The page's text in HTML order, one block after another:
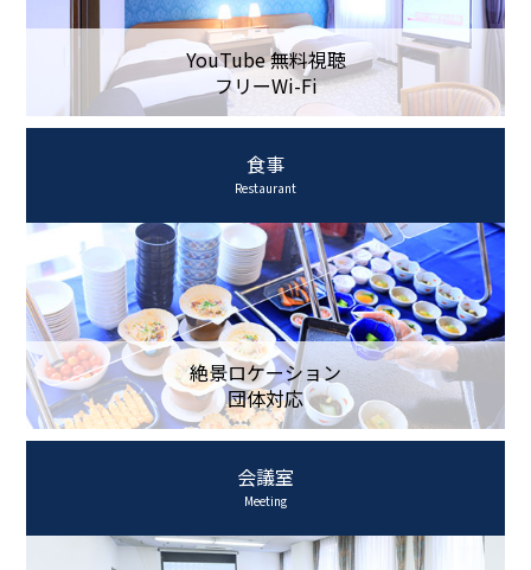
YouTube 無料視聴
フリーWi-Fi
食事
Restaurant
絶景ロケーション
団体対応
会議室
Meeting